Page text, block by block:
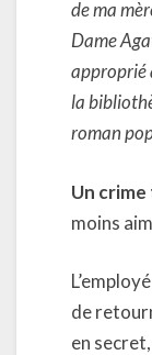
de ma
Dame
approprié
la
roman
Un
moins
de
en